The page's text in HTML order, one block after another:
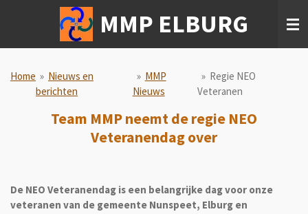
hoofdinhoud
MMP ELBURG
Home » Nieuws en
berichten
» MMP
Nieuws
» Regie NEO
Veteranen
Team MMP neemt de regie NEO
Veteranendag over
De NEO Veteranendag is een belangrijke dag voor onze
veteranen van de gemeente Nunspeet, Elburg en